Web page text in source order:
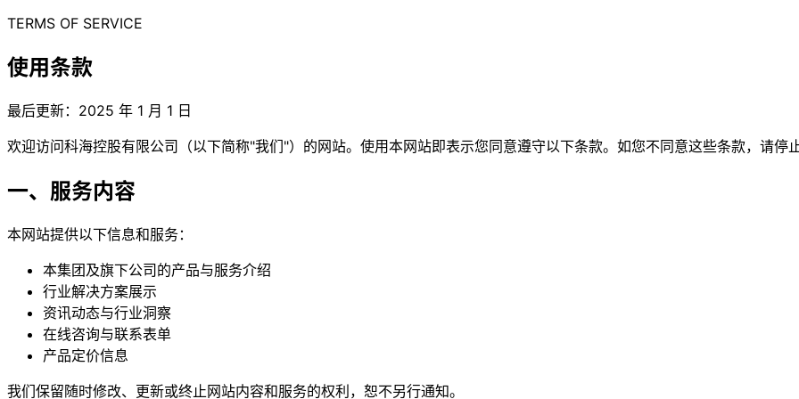
TERMS OF SERVICE
使用条款
最后更新：2025 年 1 月 1 日
欢迎访问科海控股有限公司（以下简称"我们"）的网站。使用本网站即表示您同意遵守以下条款。如您不同意这些条款，请停
一、服务内容
本网站提供以下信息和服务：
本集团及旗下公司的产品与服务介绍
行业解决方案展示
资讯动态与行业洞察
在线咨询与联系表单
产品定价信息
我们保留随时修改、更新或终止网站内容和服务的权利，恕不另行通知。